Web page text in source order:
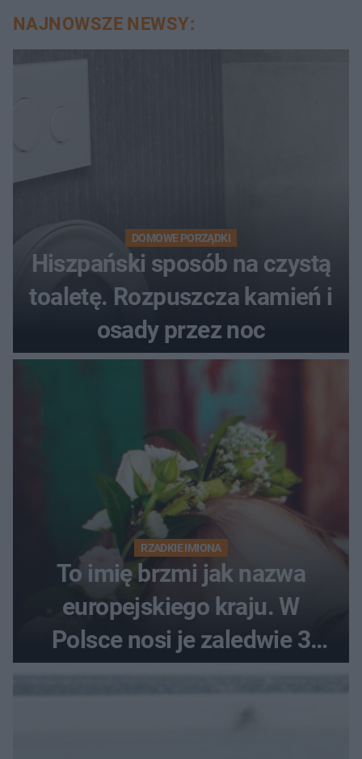
NAJNOWSZE NEWSY:
DOMOWE PORZĄDKI
Hiszpański sposób na czystą
toaletę. Rozpuszcza kamień i
osady przez noc
RZADKIE IMIONA
To imię brzmi jak nazwa
europejskiego kraju. W
Polsce nosi je zaledwie 3
kobiety